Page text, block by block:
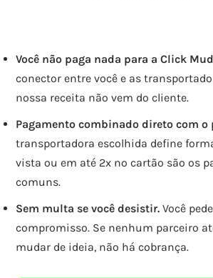
Você não paga nada para a Click
conector entre você e as
nossa receita não vem do cliente.
Pagamento combinado direto com o
transportadora escolhida define
vista ou em até 2x no cartão são os
comuns.
Sem multa se você desistir. Você
compromisso. Se nenhum parceiro
mudar de ideia, não há cobrança.